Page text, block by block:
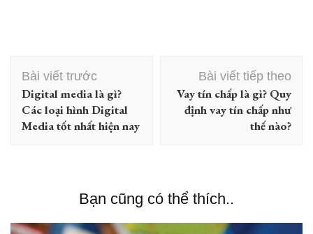
Điều
hướng
bài
viết
Bài viết trước
Digital media là gì?
Các loại hình Digital
Media tốt nhất hiện nay
Bài viết tiếp theo
Vay tín chấp là gì? Quy
định vay tín chấp như
thế nào?
Bạn cũng có thể thích..